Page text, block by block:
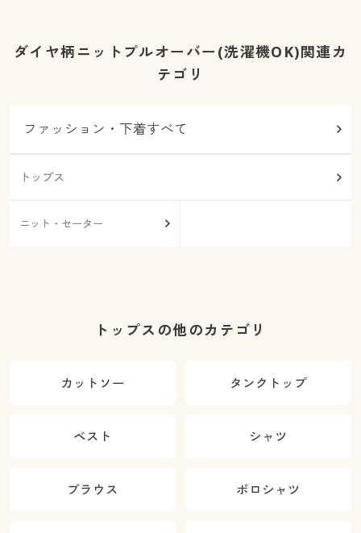
ダイヤ柄ニットプルオーバー(洗濯機OK)関連カ
テゴリ
ファッション・下着すべて
トップス
ニット・セーター
トップスの他のカテゴリ
カットソー タンクトップ
ベスト シャツ
ブラウス ポロシャツ